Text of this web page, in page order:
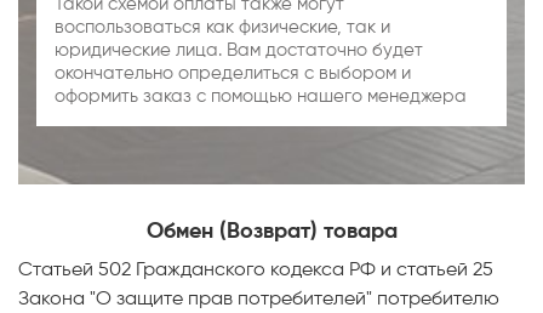
Такой схемой оплаты также могут
воспользоваться как физические, так и
юридические лица. Вам достаточно будет
окончательно определиться с выбором и
оформить заказ с помощью нашего менеджера
Обмен (Возврат) товара
Статьей 502 Гражданского кодекса РФ и статьей 25
Закона "О защите прав потребителей" потребителю